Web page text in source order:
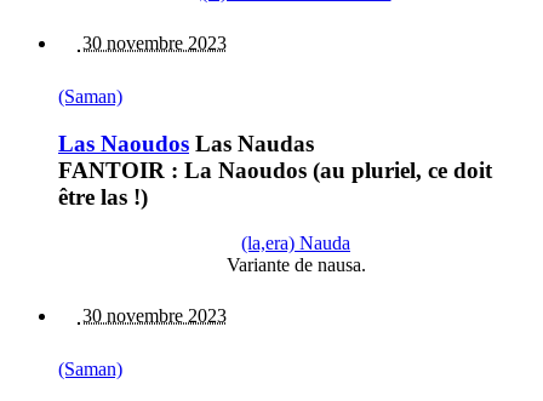
30 novembre 2023
(Saman)
Las Naoudos Las Naudas
FANTOIR : La Naoudos (au pluriel, ce doit
être las !)
(la,era) Nauda
Variante de nausa.
30 novembre 2023
(Saman)